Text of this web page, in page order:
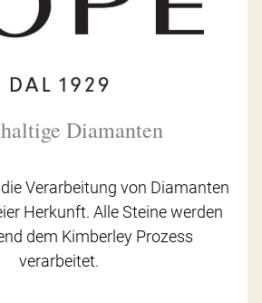
Diamanten
Verarbeitung von Diamanten
Herkunft. Alle Steine werden
dem Kimberley Prozess
verarbeitet.